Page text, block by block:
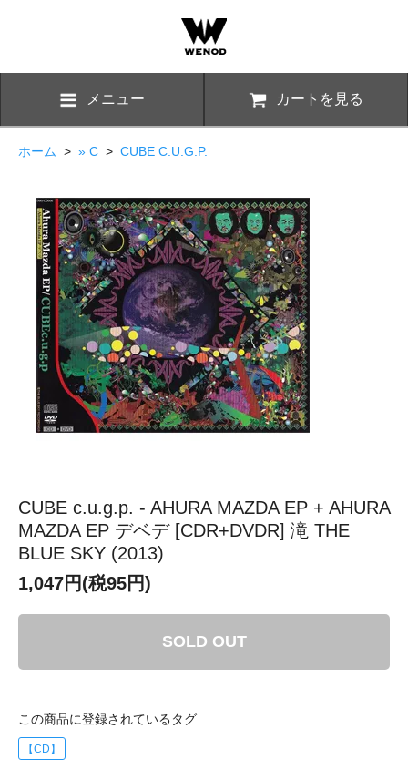
メニュー カートを見る
ホーム > » C > CUBE C.U.G.P.
CUBE c.u.g.p. - AHURA MAZDA EP + AHURA
MAZDA EP デベデ [CDR+DVDR] 滝 THE
BLUE SKY (2013)
1,047円(税95円)
SOLD OUT
この商品に登録されているタグ
【CD】